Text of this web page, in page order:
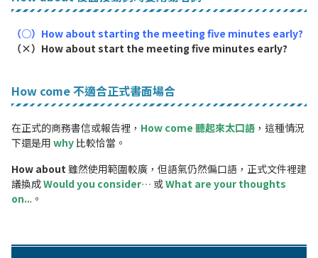
（○）How about starting the meeting five minutes early?
（×）How about start the meeting five minutes early?
How come 不適合正式書面場合
在正式的商務書信或報告裡， How come 聽起來太口語 ，這種情況
下還是用 why 比較恰當。
How about雖然使用範圍較廣，但語氣仍然偏口語，正式文件裡建
議換成Would you consider… 或What are your thoughts
on...。